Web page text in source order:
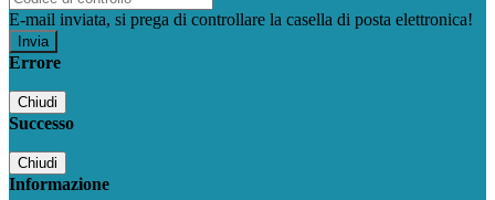
E-mail inviata, si prega di controllare la casella di posta elettronica!
Errore
Chiudi
Successo
Chiudi
Informazione